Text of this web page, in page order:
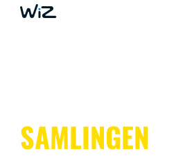
SAMLINGEN